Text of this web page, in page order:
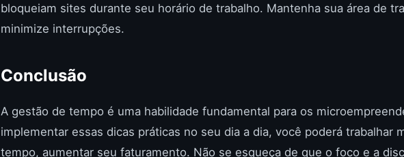
bloqueiam sites durante seu horário de trabalho. Mantenha sua área de
minimize interrupções.
Conclusão
A gestão de tempo é uma habilidade fundamental para os
implementar essas dicas práticas no seu dia a dia, você poderá trabalhar
tempo, aumentar seu faturamento. Não se esqueça de que o foco e a